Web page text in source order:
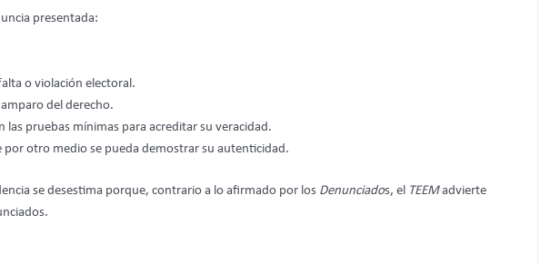
presentada:
o violación electoral.
del derecho.
las pruebas mínimas para acreditar su veracidad.
otro medio se pueda demostrar su autenticidad.
se desestima porque, contrario a lo afirmado por los Denunciados, el TEEMadvierte